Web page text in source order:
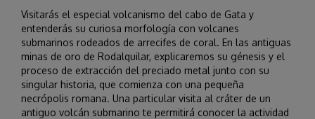
Visitarás el especial volcanismo del cabo de Gata y
entenderás su curiosa morfología con volcanes
submarinos rodeados de arrecifes de coral. En las antiguas
minas de oro de Rodalquilar, explicaremos su génesis y el
proceso de extracción del preciado metal junto con su
singular historia, que comienza con una pequeña
necrópolis romana. Una particular visita al cráter de un
antiguo volcán submarino te permitirá conocer la actividad